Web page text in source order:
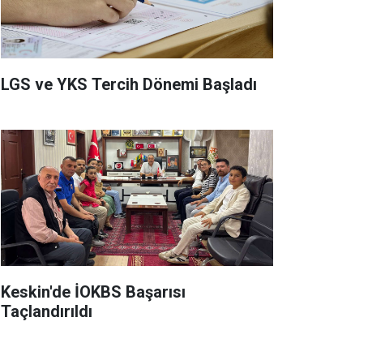
LGS ve YKS Tercih Dönemi Başladı
Keskin'de İOKBS Başarısı
Taçlandırıldı